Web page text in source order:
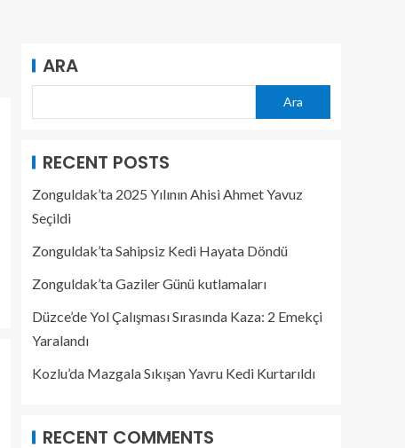
ARA
Ara
RECENT POSTS
Zonguldak’ta 2025 Yılının Ahisi Ahmet Yavuz
Seçildi
Zonguldak’ta Sahipsiz Kedi Hayata Döndü
Zonguldak’ta Gaziler Günü kutlamaları
Düzce’de Yol Çalışması Sırasında Kaza: 2 Emekçi
Yaralandı
Kozlu’da Mazgala Sıkışan Yavru Kedi Kurtarıldı
RECENT COMMENTS